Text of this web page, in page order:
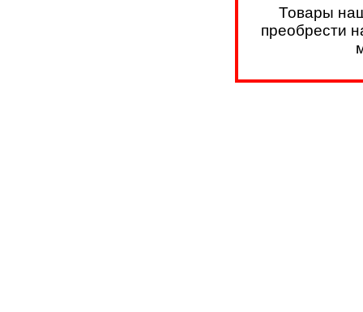
Товары
преобрести